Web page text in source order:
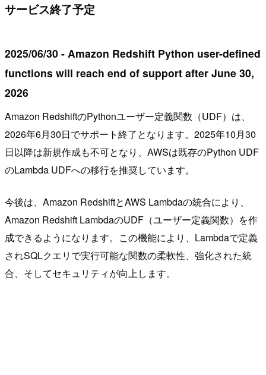
サービス終了予定
2025/06/30 - Amazon Redshift Python user-defined
functions will reach end of support after June 30,
2026
Amazon RedshiftのPythonユーザー定義関数（UDF）は、
2026年6月30日でサポート終了となります。2025年10月30
日以降は新規作成も不可となり、AWSは既存のPython UDF
のLambda UDFへの移行を推奨しています。
今後は、Amazon RedshiftとAWS Lambdaの統合により、
Amazon Redshift LambdaのUDF（ユーザー定義関数）を作
成できるようになります。この機能により、Lambdaで定義
されSQLクエリで実行可能な関数の柔軟性、強化された統
合、そしてセキュリティが向上します。